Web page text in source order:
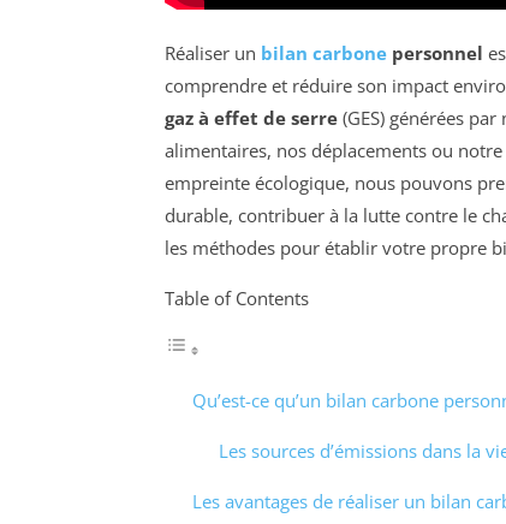
Réaliser un bilan carbone personnel
comprendre et réduire son impact
gaz à effet de serre (GES) générées
alimentaires, nos déplacements ou
empreinte écologique, nous pouvons
durable, contribuer à la lutte contre le
les méthodes pour établir votre propre
Table of Contents
Qu’est-ce qu’un bilan carbone
Les sources d’émissions dans la
Les avantages de réaliser un bilan